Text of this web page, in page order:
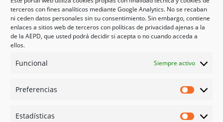
terceros con fines analíticos mediante Google Analytics. No se recaban
ni ceden datos personales sin su consentimiento. Sin embargo, contiene
enlaces a sitios web de terceros con políticas de privacidad ajenas a la
de la AEPD, que usted podrá decidir si acepta o no cuando acceda a
ellos.
Funcional Siempre activo
Preferencias
Estadísticas
Mapa del sitio
Mi cuenta
Tienda
Psicología en Murcia
Guías
Redes sociales
Instagram